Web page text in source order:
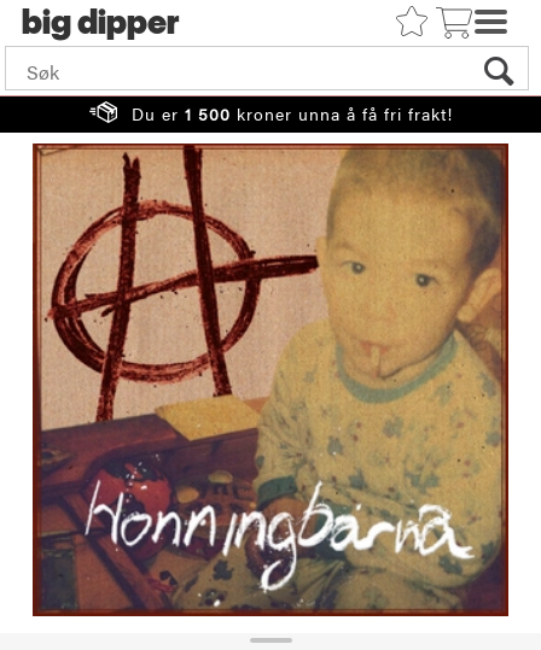
big
Du er 1 500 kroner unna å få fri frakt!